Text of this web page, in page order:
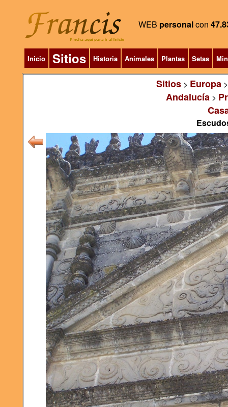
WEB personalcon
Inicio Sitios Historia Animales Plantas Setas
Sitios> Europa
Andalucía >